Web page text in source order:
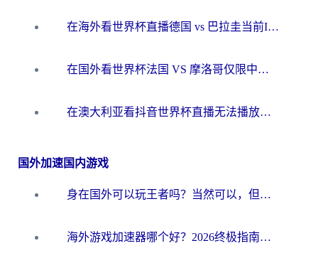
在海外看世界杯直播德国 vs 巴拉圭当前IP受限制？这篇指南帮你轻松解决地区限制
在国外看世界杯法国 VS 摩洛哥仅限中国大陆？别让地域限制拦下你的欢呼
在澳大利亚看抖音世界杯直播无法播放？海外党体育观赛终极指南来了！
国外加速国内游戏
身在国外可以玩王者吗？当然可以，但你需要这份“加速”指南
海外游戏加速器哪个好？2026终极指南帮你畅玩国服+解决卡顿难题